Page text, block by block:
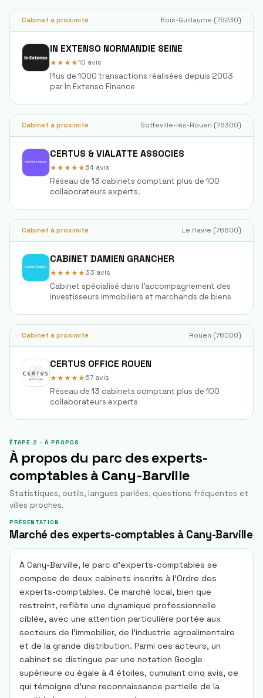
Cabinet à proximité Bois-Guillaume (76230)
IN EXTENSO NORMANDIE SEINE
★★★★10 avis
Plus de 1000 transactions réalisées depuis 2003
par In Extenso Finance
Cabinet à proximité Sotteville-lès-Rouen (76300)
CERTUS & VIALATTE ASSOCIES
★★★★★64 avis
Réseau de 13 cabinets comptant plus de 100
collaborateurs experts.
Cabinet à proximité Le Havre (76600)
CABINET DAMIEN GRANCHER
★★★★★33 avis
Cabinet spécialisé dans l'accompagnement des
investisseurs immobiliers et marchands de biens
Cabinet à proximité Rouen (76000)
CERTUS OFFICE ROUEN
★★★★★67 avis
Réseau de 13 cabinets comptant plus de 100
collaborateurs experts
ÉTAPE 2 · À PROPOS
À propos du parc des experts-
comptables à Cany-Barville
Statistiques, outils, langues parlées, questions fréquentes et
villes proches.
PRÉSENTATION
Marché des experts-comptables à Cany-Barville
À Cany-Barville, le parc d'experts-comptables se
compose de deux cabinets inscrits à l'Ordre des
experts-comptables. Ce marché local, bien que
restreint, reflète une dynamique professionnelle
ciblée, avec une attention particulière portée aux
secteurs de l'immobilier, de l'industrie agroalimentaire
et de la grande distribution. Parmi ces acteurs, un
cabinet se distingue par une notation Google
supérieure ou égale à 4 étoiles, cumulant cinq avis, ce
qui témoigne d'une reconnaissance partielle de la